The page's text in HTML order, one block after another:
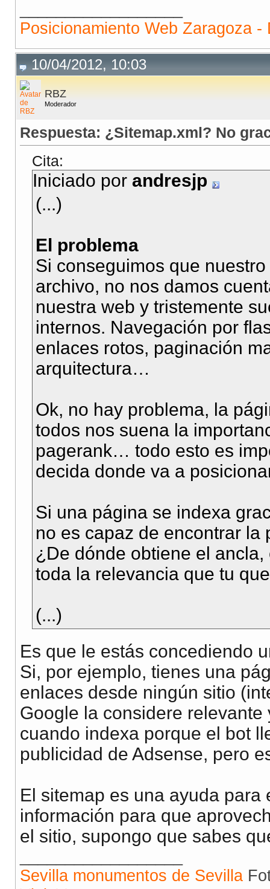
Posicionamiento Web Zaragoza -
10/04/2012, 10:03
RBZ
Moderador
Respuesta: ¿Sitemap.xml? No
Cita:
Iniciado por andresjp
(...)
El problema
Si conseguimos que
archivo, no nos damos
nuestra web y tristemente
internos. Navegación por
enlaces rotos, paginación
arquitectura…
Ok, no hay problema, la
todos nos suena la
pagerank… todo esto es
decida donde va a
Si una página se indexa
no es capaz de encontrar
¿De dónde obtiene el
toda la relevancia que tu
(...)
Es que le estás concediendo
Si, por ejemplo, tienes una
enlaces desde ningún sitio
Google la considere
cuando indexa porque el bot
publicidad de Adsense, pero
El sitemap es una ayuda
información para que
el sitio, supongo que sabes
Sevilla monumentos de Sevilla